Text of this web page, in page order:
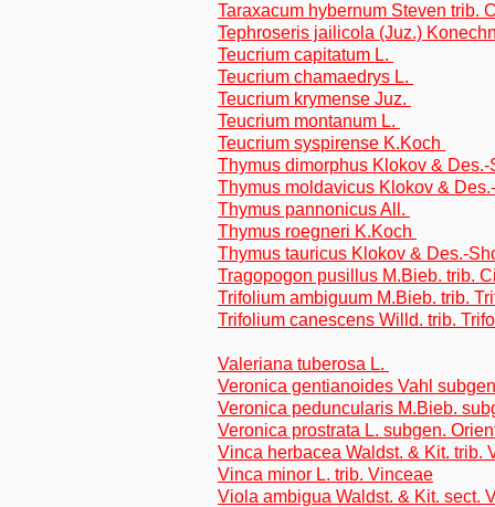
Taraxacum hybernum Steven trib.
Tephroseris jailicola (Juz.)
Teucrium capitatum L.
Teucrium chamaedrys L.
Teucrium krymense Juz.
Teucrium montanum L.
Teucrium syspirense K.Koch
Thymus dimorphus Klokov &
Thymus moldavicus Klokov &
Thymus pannonicus All.
Thymus roegneri K.Koch
Thymus tauricus Klokov & Des.-
Tragopogon pusillus M.Bieb. trib.
Trifolium ambiguum M.Bieb. trib.
Trifolium canescens Willd. trib.
Valeriana tuberosa L.
Veronica gentianoides Vahl
Veronica peduncularis M.Bieb.
Veronica prostrata L. subgen.
Vinca herbacea Waldst. & Kit. trib.
Vinca minor L. trib. Vinceae
Viola ambigua Waldst. & Kit. sect.